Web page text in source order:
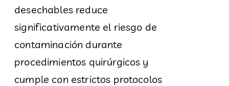
desechables reduce
significativamente el riesgo de
contaminación durante
procedimientos quirúrgicos y
cumple con estrictos protocolos